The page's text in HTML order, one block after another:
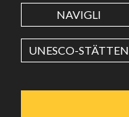
LÄNGENGRAD
Wert in
NAVIGLI
UNESCO-STÄTTEN